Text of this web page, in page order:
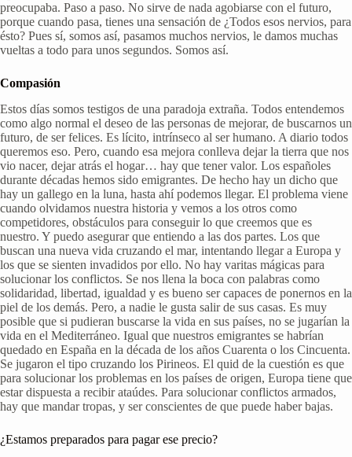
preocupaba. Paso a paso. No sirve de nada agobiarse con el futuro,
porque cuando pasa, tienes una sensación de ¿Todos esos nervios, para
ésto? Pues sí, somos así, pasamos muchos nervios, le damos muchas
vueltas a todo para unos segundos. Somos así.
Compasión
Estos días somos testigos de una paradoja extraña. Todos entendemos
como algo normal el deseo de las personas de mejorar, de buscarnos un
futuro, de ser felices. Es lícito, intrínseco al ser humano. A diario todos
queremos eso. Pero, cuando esa mejora conlleva dejar la tierra que nos
vio nacer, dejar atrás el hogar… hay que tener valor. Los españoles
durante décadas hemos sido emigrantes. De hecho hay un dicho que
hay un gallego en la luna, hasta ahí podemos llegar. El problema viene
cuando olvidamos nuestra historia y vemos a los otros como
competidores, obstáculos para conseguir lo que creemos que es
nuestro. Y puedo asegurar que entiendo a las dos partes. Los que
buscan una nueva vida cruzando el mar, intentando llegar a Europa y
los que se sienten invadidos por ello. No hay varitas mágicas para
solucionar los conflictos. Se nos llena la boca con palabras como
solidaridad, libertad, igualdad y es bueno ser capaces de ponernos en la
piel de los demás. Pero, a nadie le gusta salir de sus casas. Es muy
posible que si pudieran buscarse la vida en sus países, no se jugarían la
vida en el Mediterráneo. Igual que nuestros emigrantes se habrían
quedado en España en la década de los años Cuarenta o los Cincuenta.
Se jugaron el tipo cruzando los Pirineos. El quid de la cuestión es que
para solucionar los problemas en los países de origen, Europa tiene que
estar dispuesta a recibir ataúdes. Para solucionar conflictos armados,
hay que mandar tropas, y ser conscientes de que puede haber bajas.
¿Estamos preparados para pagar ese precio?